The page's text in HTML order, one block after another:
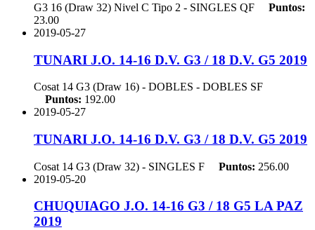
G3 16 (Draw 32) Nivel C Tipo 2 - SINGLES QF
Puntos:
23.00
2019-05-27
TUNARI J.O. 14-16 D.V. G3 / 18 D.V. G5 2019
Cosat 14 G3 (Draw 16) - DOBLES - DOBLES SF
Puntos: 192.00
2019-05-27
TUNARI J.O. 14-16 D.V. G3 / 18 D.V. G5 2019
Cosat 14 G3 (Draw 32) - SINGLES F Puntos: 256.00
2019-05-20
CHUQUIAGO J.O. 14-16 G3 / 18 G5 LA PAZ
2019